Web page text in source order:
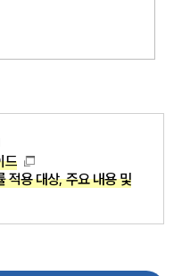
드
적용 대상, 주요 내용 및